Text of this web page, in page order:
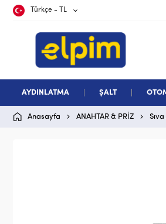
Türkçe - TL
AYDINLATMA ŞALT
Anasayfa ANAHTAR & PRİZ